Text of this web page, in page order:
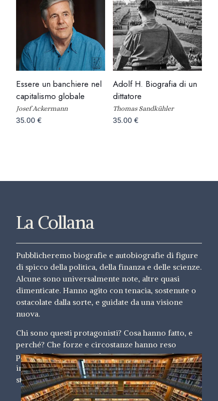
Essere un banchiere nel
capitalismo globale
Josef Ackermann
35.00 €
Adolf H. Biografia di un
dittatore
Thomas Sandkühler
35.00 €
La Collana
Pubblicheremo biografie e autobiografie di figure
di spicco della politica, della finanza e delle scienze.
Alcune sono universalmente note, altre quasi
dimenticate. Hanno agito con tenacia, sostenute o
ostacolate dalla sorte, e guidate da una visione
nuova.
Chi sono questi protagonisti? Cosa hanno fatto, e
perché? Che forze e circostanze hanno reso
possibili i loro traguardi? E soprattutto: quali
insegnamenti possiamo trarre oggi dalle loro
storie?